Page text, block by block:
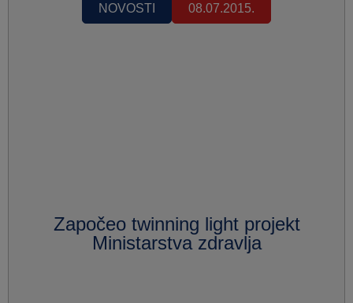
NOVOSTI 08.07.2015.
Započeo twinning light projekt
Ministarstva zdravlja